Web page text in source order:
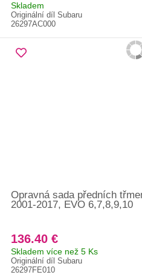
Skladem
Originální díl Subaru
26297AC000
Opravná sada předních
2001-2017, EVO 6,7,8,9,10
136.40 €
Skladem více než 5 Ks
Originální díl Subaru
26297FE010